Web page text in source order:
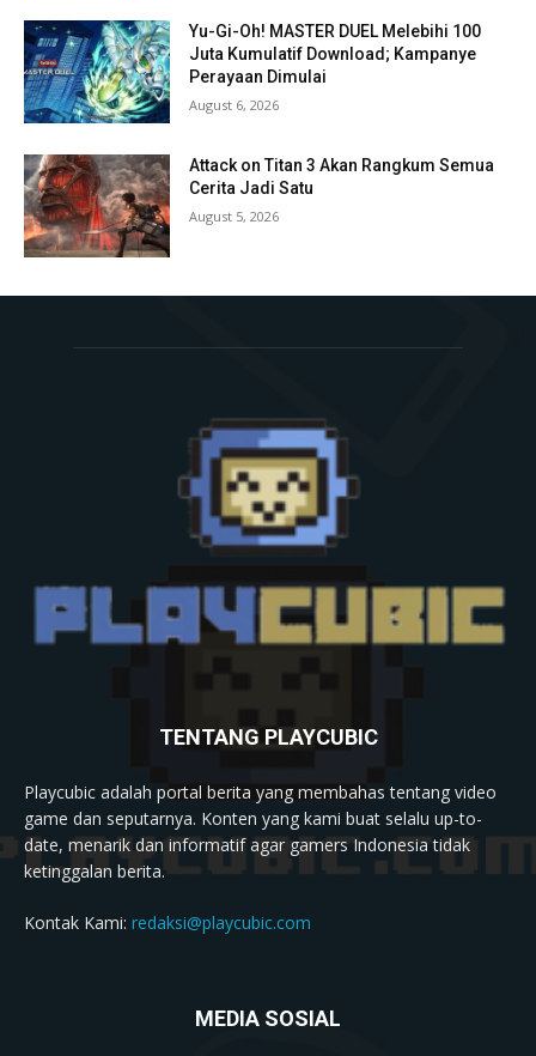
Yu-Gi-Oh! MASTER DUEL Melebihi 100
Juta Kumulatif Download; Kampanye
Perayaan Dimulai
August 6, 2026
Attack on Titan 3 Akan Rangkum Semua
Cerita Jadi Satu
August 5, 2026
TENTANG PLAYCUBIC
Playcubic adalah portal berita yang membahas tentang video
game dan seputarnya. Konten yang kami buat selalu up-to-
date, menarik dan informatif agar gamers Indonesia tidak
ketinggalan berita.
Kontak Kami: redaksi@playcubic.com
MEDIA SOSIAL